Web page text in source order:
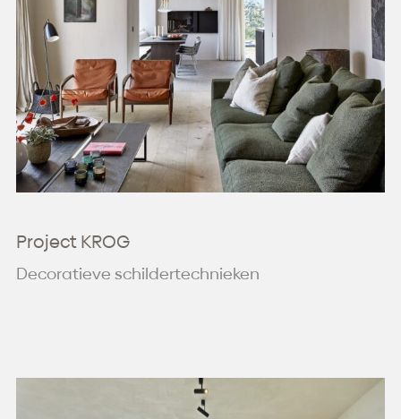
Project KROG
Decoratieve schildertechnieken